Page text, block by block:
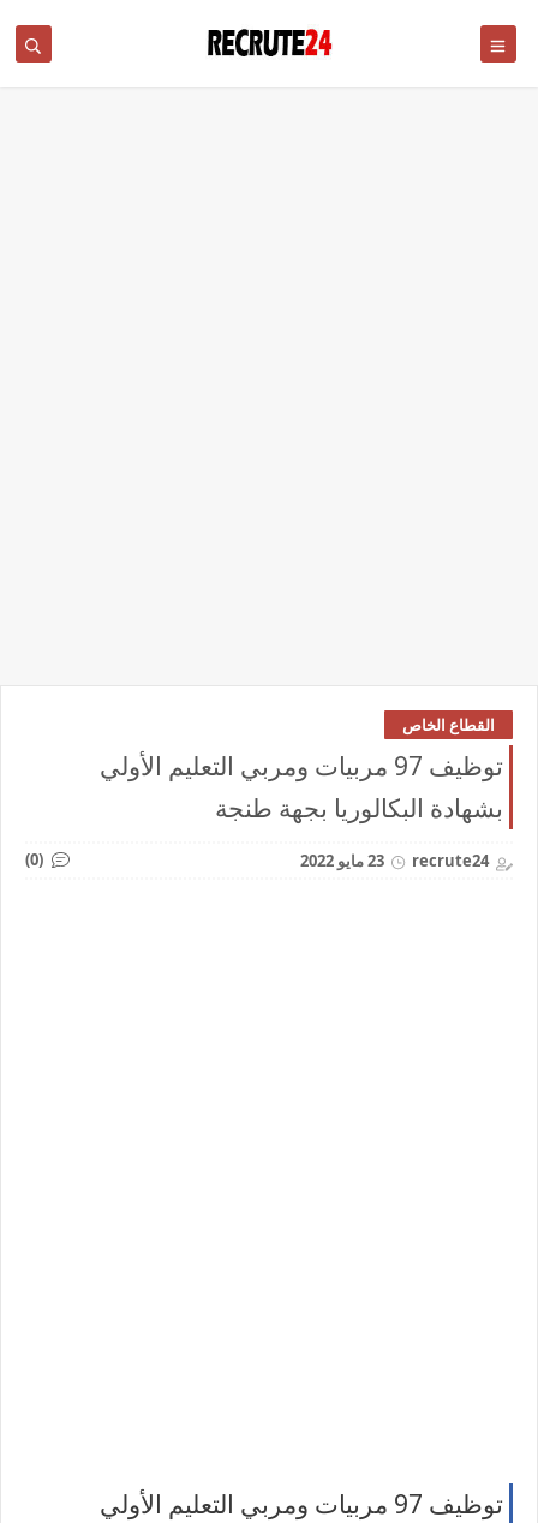
القطاع الخاص
توظيف 97 مربيات ومربي التعليم الأولي
بشهادة البكالوريا بجهة طنجة
recrute24 23 مايو 2022 (0)
توظيف 97 مربيات ومربي التعليم الأولي